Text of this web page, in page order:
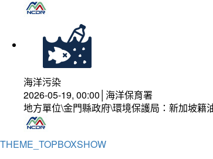
海洋污染
2026-05-19, 00:00│海洋保育署
地方單位\金門縣政府\環境保護局：新加坡籍
THEME_TOPBOXSHOW